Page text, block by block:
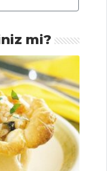
mi?